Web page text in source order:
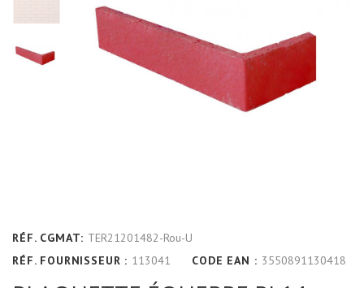
RÉF. CGMAT: TER21201482-Rou-U
RÉF. FOURNISSEUR : 113041 CODE EAN : 3550891130418